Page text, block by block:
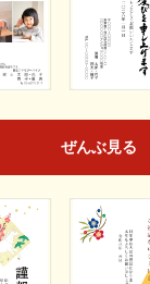
ぜんぶ見る